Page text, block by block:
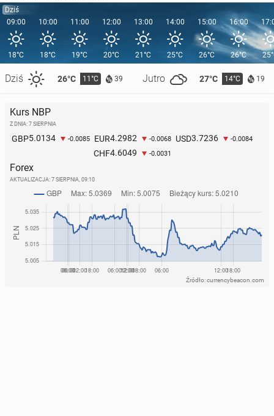
Dziś
09:00
18°C
Dziś 26°C 11°C 39 Jutro 27°C 14°C 19
10:00
18°C
11:00
19°C
12:00
20°C
13:00
21°C
14:00
25°C
15:00
26°C
16:00
26°C
Kurs NBP
Z DNIA: 7 SIERPNIA
GBP5.0134 -0.0085 EUR4.2982 -0.0068 USD3.7236 -0.0084
CHF4.6049 -0.0031
Forex
AKTUALIZACJA: 7 SIERPNIA, 09:10
Źródło: currencybeacon.com